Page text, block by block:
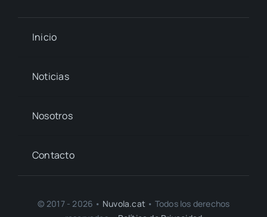
Inicio
Noticias
Nosotros
Contacto
© 2017 - 2026 • Nuvola.cat • Todos los derechos